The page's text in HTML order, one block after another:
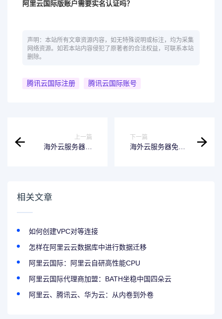
阿里云国际版账户需要实名认证吗？
声明：本站所有文章资源内容，如无特殊说明或标注，均为采集
网络资源。如若本站内容侵犯了原著者的合法权益，可联系本站
删除。
腾讯云国际注册 腾讯云国际账号
上一篇
海外云服务器出
下一篇
海外云服务器免实
相关文章
如何创建VPC对等连接
怎样在阿里云云数据库中进行数据迁移
阿里云国际：阿里云自研高性能CPU
阿里云国际代理商加盟：BATH坐稳中国四朵云
阿里云、腾讯云、华为云：从内卷到外卷